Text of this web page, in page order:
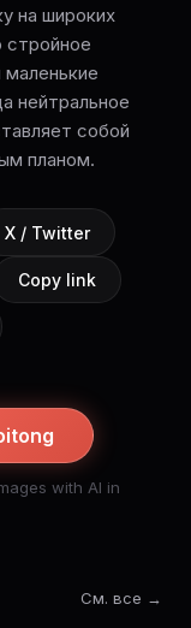
на широких
нейтральное
собой
планом.
X / Twitter
Copy link
with AI in
См. все →